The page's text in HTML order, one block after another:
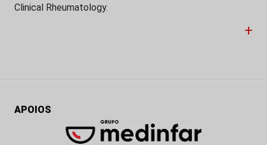
Clinical Rheumatology.
+
APOIOS